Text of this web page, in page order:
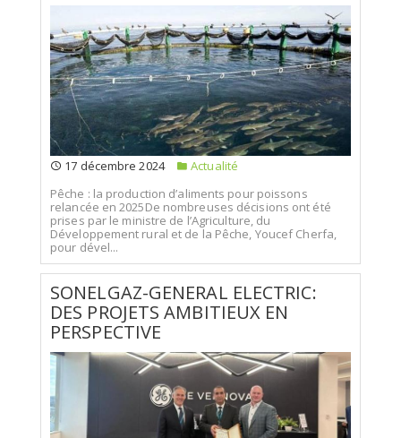
17 décembre 2024
Actualité
Pêche : la production d’aliments pour poissons
relancée en 2025De nombreuses décisions ont été
prises par le ministre de l’Agriculture, du
Développement rural et de la Pêche, Youcef Cherfa,
pour dével...
SONELGAZ-GENERAL ELECTRIC:
DES PROJETS AMBITIEUX EN
PERSPECTIVE